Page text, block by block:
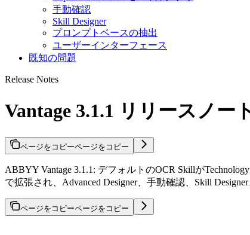
手動確認
Skill Designer
プロンプトベースの抽出
ユーザーインターフェース
既知の問題
Release Notes
Vantage 3.1.1 リリースノー
ページをコピーページをコピー
ABBYY Vantage 3.1.1: デフォルトのOCR Skillが
で拡張され、Advanced Designer、手動確認、Skill
ページをコピーページをコピー